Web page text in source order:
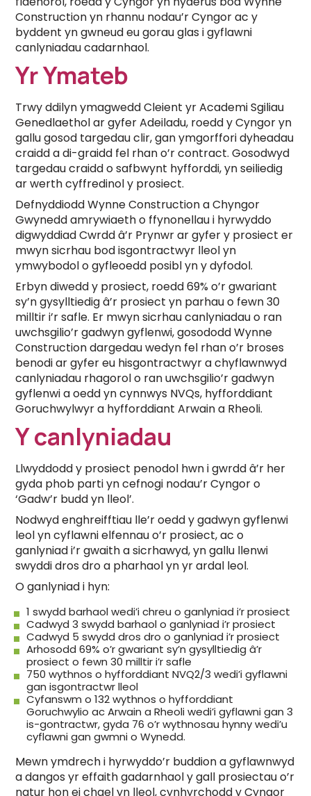
Construction yn rhannu nodau’r Cyngor ac y
byddent yn gwneud eu gorau glas i gyflawni
canlyniadau cadarnhaol.
Yr Ymateb
Trwy ddilyn ymagwedd Cleient yr Academi Sgiliau
Genedlaethol ar gyfer Adeiladu, roedd y Cyngor yn
gallu gosod targedau clir, gan ymgorffori dyheadau
craidd a di-graidd fel rhan o’r contract. Gosodwyd
targedau craidd o safbwynt hyfforddi, yn seiliedig
ar werth cyffredinol y prosiect.
Defnyddiodd Wynne Construction a Chyngor
Gwynedd amrywiaeth o ffynonellau i hyrwyddo
digwyddiad Cwrdd â’r Prynwr ar gyfer y prosiect er
mwyn sicrhau bod isgontractwyr lleol yn
ymwybodol o gyfleoedd posibl yn y dyfodol.
Erbyn diwedd y prosiect, roedd 69% o’r gwariant
sy’n gysylltiedig â’r prosiect yn parhau o fewn 30
milltir i’r safle. Er mwyn sicrhau canlyniadau o ran
uwchsgilio’r gadwyn gyflenwi, gosododd Wynne
Construction dargedau wedyn fel rhan o’r broses
benodi ar gyfer eu hisgontractwyr a chyflawnwyd
canlyniadau rhagorol o ran uwchsgilio’r gadwyn
gyflenwi a oedd yn cynnwys NVQs, hyfforddiant
Goruchwylwyr a hyfforddiant Arwain a Rheoli.
Y canlyniadau
Llwyddodd y prosiect penodol hwn i gwrdd â’r her
gyda phob parti yn cefnogi nodau’r Cyngor o
‘Gadw’r budd yn lleol’.
Nodwyd enghreifftiau lle’r oedd y gadwyn gyflenwi
leol yn cyflawni elfennau o’r prosiect, ac o
ganlyniad i’r gwaith a sicrhawyd, yn gallu llenwi
swyddi dros dro a pharhaol yn yr ardal leol.
O ganlyniad i hyn:
1 swydd barhaol wedi’i chreu o ganlyniad i’r prosiect
Cadwyd 3 swydd barhaol o ganlyniad i’r prosiect
Cadwyd 5 swydd dros dro o ganlyniad i’r prosiect
Arhosodd 69% o’r gwariant sy’n gysylltiedig â’r
prosiect o fewn 30 milltir i’r safle
750 wythnos o hyfforddiant NVQ2/3 wedi’i gyflawni
gan isgontractwr lleol
Cyfanswm o 132 wythnos o hyfforddiant
Goruchwylio ac Arwain a Rheoli wedi’i gyflawni gan 3
is-gontractwr, gyda 76 o’r wythnosau hynny wedi’u
cyflawni gan gwmni o Wynedd.
Mewn ymdrech i hyrwyddo’r buddion a gyflawnwyd
a dangos yr effaith gadarnhaol y gall prosiectau o’r
natur hon ei chael yn lleol, cynhyrchodd y Cyngor